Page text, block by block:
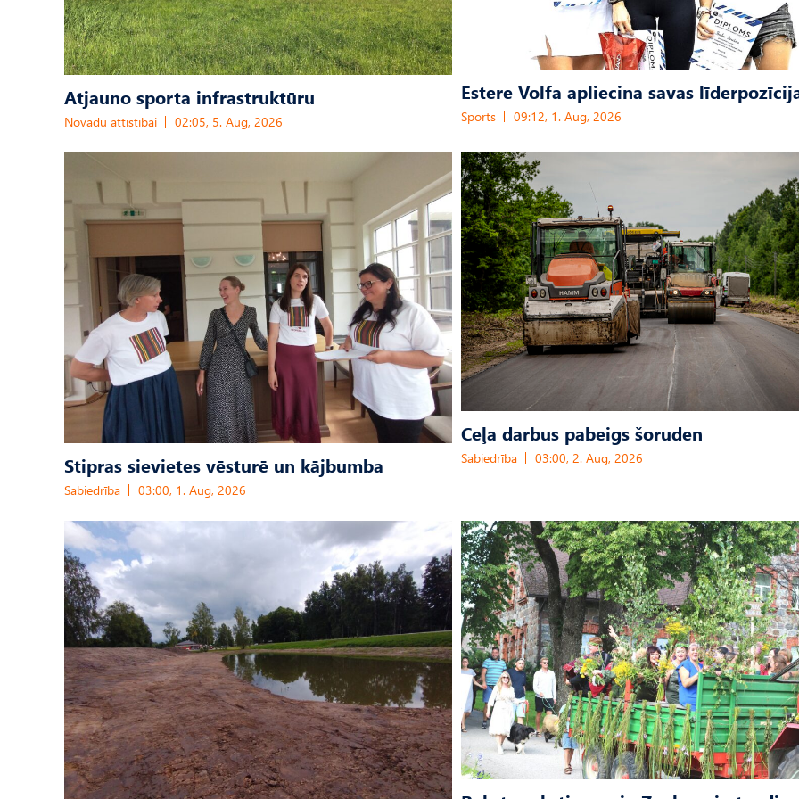
Atjauno sporta infrastruktūru
Novadu attīstībai 02:05, 5. Aug, 2026
Estere Volfa apliecina savas
Sports 09:12, 1. Aug, 2026
Stipras sievietes vēsturē un kājbumba
Sabiedrība 03:00, 1. Aug, 2026
Ceļa darbus pabeigs šoruden
Sabiedrība 03:00, 2. Aug, 2026